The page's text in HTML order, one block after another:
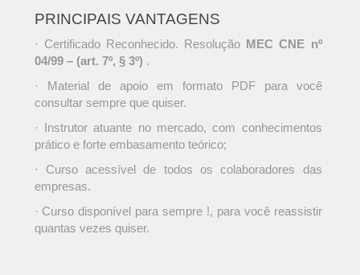
PRINCIPAIS VANTAGENS
· Certificado Reconhecido. Resolução MEC CNE nº
04/99 – (art. 7º, § 3º) .
· Material de apoio em formato PDF para você
consultar sempre que quiser.
· Instrutor atuante no mercado, com conhecimentos
prático e forte embasamento teórico;
· Curso acessível de todos os colaboradores das
empresas.
· Curso disponível para sempre !, para você reassistir
quantas vezes quiser.